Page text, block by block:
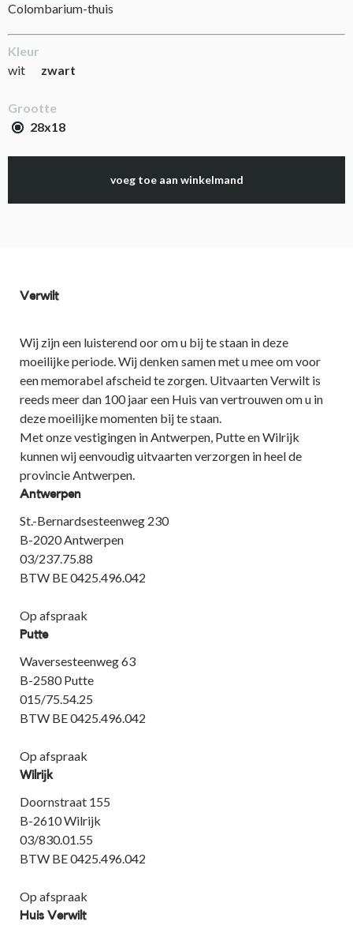
Colombarium-thuis
Kleur
wit
zwart
Grootte
28x18
voeg toe aan winkelmand
Verwilt
Wij zijn een luisterend oor om u bij te staan in deze
moeilijke periode. Wij denken samen met u mee om voor
een memorabel afscheid te zorgen. Uitvaarten Verwilt is
reeds meer dan 100 jaar een Huis van vertrouwen om u in
deze moeilijke momenten bij te staan.
Met onze vestigingen in Antwerpen, Putte en Wilrijk
kunnen wij eenvoudig uitvaarten verzorgen in heel de
provincie Antwerpen.
Antwerpen
St.-Bernardsesteenweg 230
B-2020 Antwerpen
03/237.75.88
BTW BE 0425.496.042
Op afspraak
Putte
Waversesteenweg 63
B-2580 Putte
015/75.54.25
BTW BE 0425.496.042
Op afspraak
Wilrijk
Doornstraat 155
B-2610 Wilrijk
03/830.01.55
BTW BE 0425.496.042
Op afspraak
Huis Verwilt